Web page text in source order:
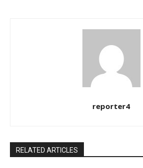
reporter4
RELATED ARTICLES